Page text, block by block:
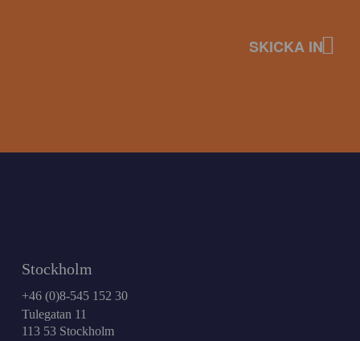
Stockholm
+46 (0)8-545 152 30
Tulegatan 11
113 53 Stockholm